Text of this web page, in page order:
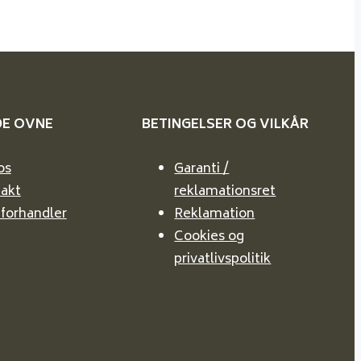
OVNE
BETINGELSER OG VILKÅR
Garanti /
reklamationsret
Reklamation
Cookies og
privatlivspolitik